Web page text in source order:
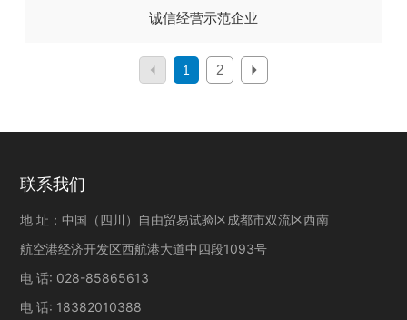
诚信经营示范企业
1 2
联系我们
地 址：中国（四川）自由贸易试验区成都市双流区西南
航空港经济开发区西航港大道中四段1093号
电 话: 028-85865613
电 话: 18382010388